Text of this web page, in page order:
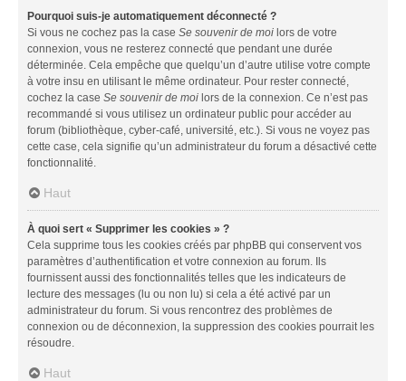
Pourquoi suis-je automatiquement déconnecté ?
Si vous ne cochez pas la case Se souvenir de moi lors de votre
connexion, vous ne resterez connecté que pendant une durée
déterminée. Cela empêche que quelqu’un d’autre utilise votre compte
à votre insu en utilisant le même ordinateur. Pour rester connecté,
cochez la case Se souvenir de moi lors de la connexion. Ce n’est pas
recommandé si vous utilisez un ordinateur public pour accéder au
forum (bibliothèque, cyber-café, université, etc.). Si vous ne voyez pas
cette case, cela signifie qu’un administrateur du forum a désactivé cette
fonctionnalité.
Haut
À quoi sert « Supprimer les cookies » ?
Cela supprime tous les cookies créés par phpBB qui conservent vos
paramètres d’authentification et votre connexion au forum. Ils
fournissent aussi des fonctionnalités telles que les indicateurs de
lecture des messages (lu ou non lu) si cela a été activé par un
administrateur du forum. Si vous rencontrez des problèmes de
connexion ou de déconnexion, la suppression des cookies pourrait les
résoudre.
Haut